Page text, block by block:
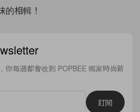
的相輯！
你每週都會收到 POPBEE 獨家時尚新
訂閱